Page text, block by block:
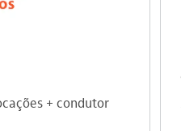
+ condutor